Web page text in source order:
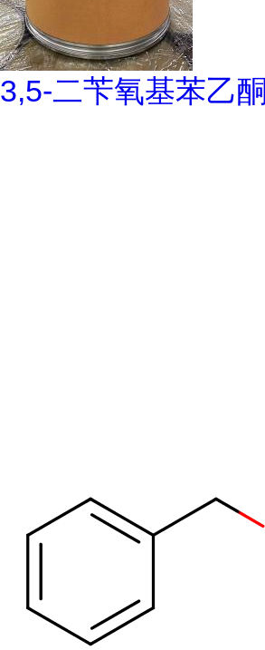
3,5-二苄氧基苯乙酮